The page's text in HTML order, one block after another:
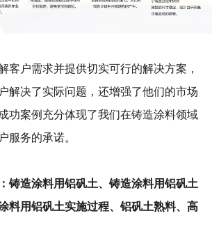
客户需求并提供切实可行的解决方案，
解决了实际问题，还增强了他们的市场
功案例充分体现了我们在铸造涂料领域
服务的承诺。
铸造涂料用铝矾土、铸造涂料用铝矾土
料用铝矾土实施过程、铝矾土熟料、高